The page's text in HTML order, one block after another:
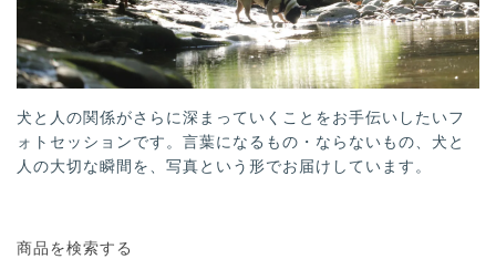
犬と人の関係がさらに深まっていくことをお手伝いしたいフ
ォトセッションです。言葉になるもの・ならないもの、犬と
人の大切な瞬間を、写真という形でお届けしています。
商品を検索する